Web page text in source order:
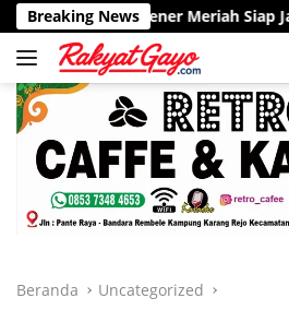
Langsung
ke
konten
Breaking News
Bener Meriah Siap Jadi Pelopor
Beranda Uncategorized